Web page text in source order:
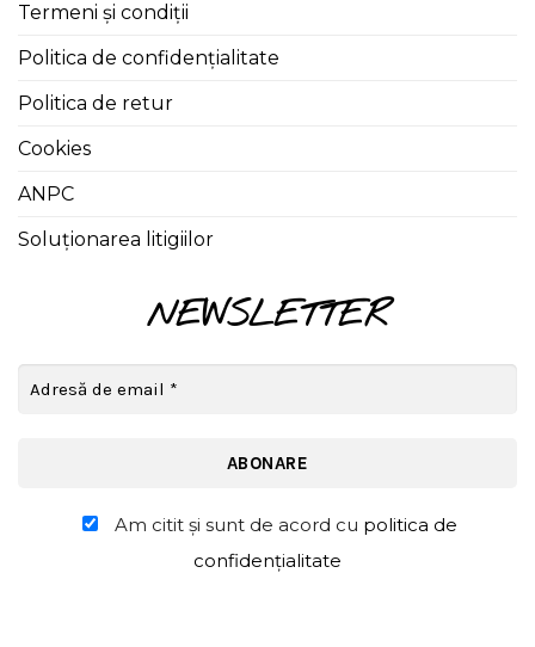
Termeni și condiții
Politica de confidențialitate
Politica de retur
Cookies
ANPC
Soluționarea litigiilor
NEWSLETTER
Am citit şi sunt de acord cu politica de
confidențialitate